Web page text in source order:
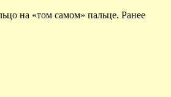
на «том самом» пальце. Ранее